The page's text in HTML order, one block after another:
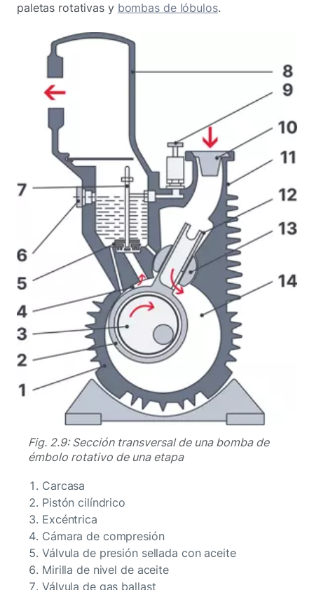
paletas rotativas y bombas de lóbulos.
Fig. 2.9: Sección transversal de una bomba de
émbolo rotativo de una etapa
Carcasa
Pistón cilíndrico
Excéntrica
Cámara de compresión
Válvula de presión sellada con aceite
Mirilla de nivel de aceite
Válvula de gas ballast